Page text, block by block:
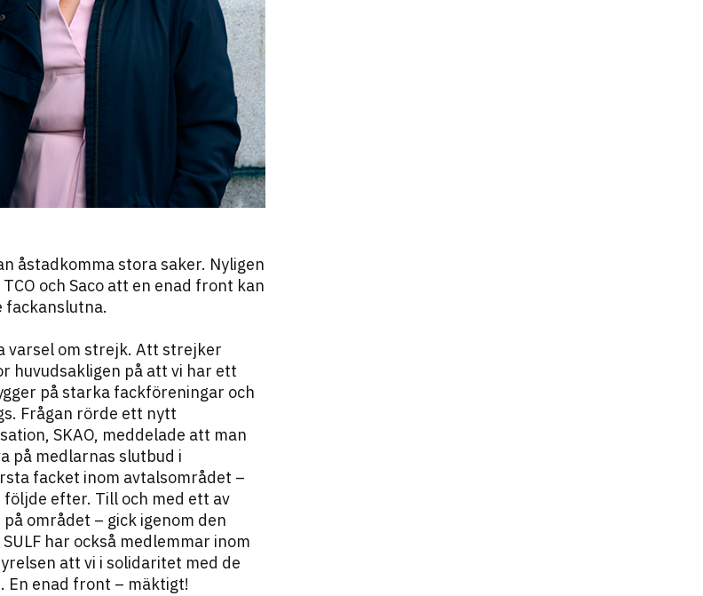
åstadkomma stora saker. Nyligen
och Saco att en enad front kan
fackanslutna.
varsel om strejk. Att strejker
huvudsakligen på att vi har ett
på starka fackföreningar och
Frågan rörde ett nytt
SKAO, meddelade att man
på medlarnas slutbud i
facket inom avtalsområdet –
efter. Till och med ett av
området – gick igenom den
har också medlemmar inom
att vi i solidaritet med de
En enad front – mäktigt!